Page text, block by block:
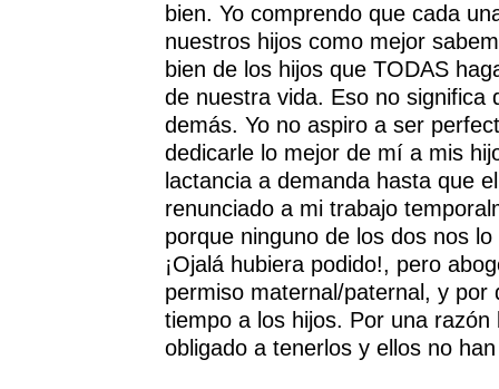
bien. Yo comprendo que cada
nuestros hijos como mejor
bien de los hijos que TODAS
de nuestra vida. Eso no significa
demás. Yo no aspiro a ser
dedicarle lo mejor de mí a mis
lactancia a demanda hasta que
renunciado a mi trabajo
porque ninguno de los dos nos
¡Ojalá hubiera podido!, pero
permiso maternal/paternal, y por
tiempo a los hijos. Por una
obligado a tenerlos y ellos no